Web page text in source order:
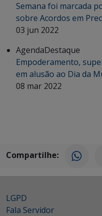
Semana foi marcada
sobre Acordos em
03 jun 2022
AgendaDestaque
Empoderamento,
em alusão ao Dia da
08 mar 2022
Compartilhe:
LGPD
Fala Servidor